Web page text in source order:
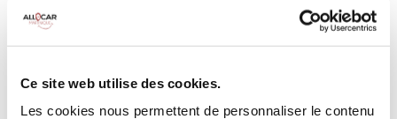
Ce site web utilise des cookies.
Les cookies nous permettent de personnaliser le contenu
100 CV